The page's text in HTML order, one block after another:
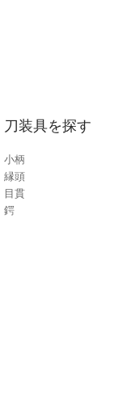
刀装具を探す
小柄
縁頭
目貫
鍔